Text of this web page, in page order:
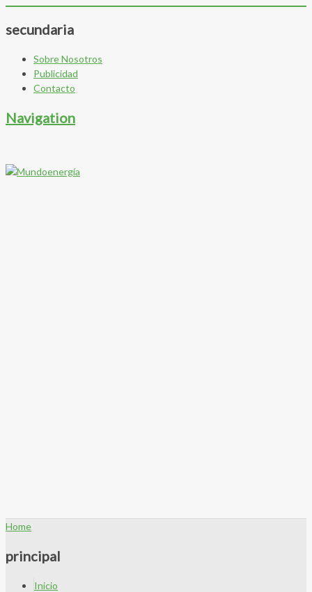
secundaria
Sobre Nosotros
Publicidad
Contacto
Navigation
Home
principal
Inicio